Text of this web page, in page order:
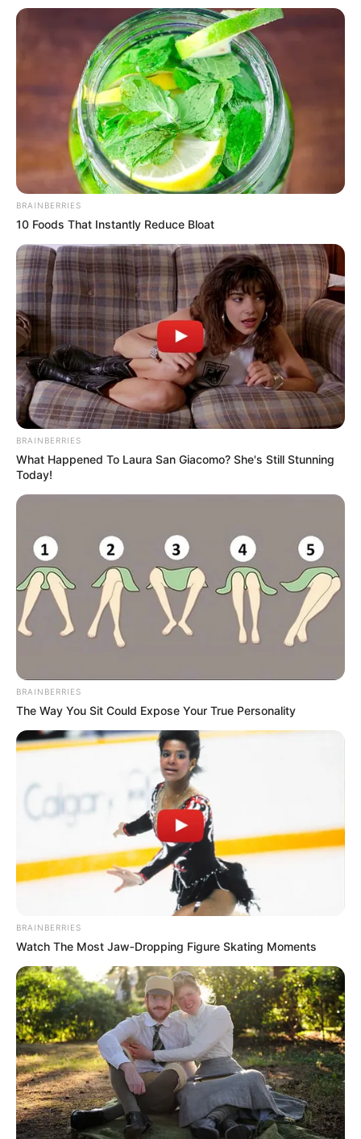
BRAINBERRIES
10 Foods That Instantly Reduce Bloat
BRAINBERRIES
What Happened To Laura San Giacomo? She's Still Stunning
Today!
BRAINBERRIES
The Way You Sit Could Expose Your True Personality
BRAINBERRIES
Watch The Most Jaw‑Dropping Figure Skating Moments